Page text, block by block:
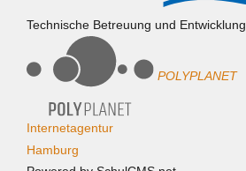
Technische Betreuung und Entwicklung
POLYPLANET
Internetagentur
Hamburg